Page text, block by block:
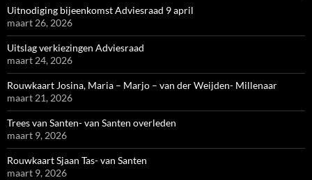
Uitnodiging bijeenkomst Adviesraad 9 april
maart 26, 2026
Uitslag verkiezingen Adviesraad
maart 24, 2026
Rouwkaart Josina, Maria – Marjo – van der Weijden- Millenaar
maart 21, 2026
Trees van Santen- van Santen overleden
maart 9, 2026
Rouwkaart Sjaan Tas- van Santen
maart 9, 2026